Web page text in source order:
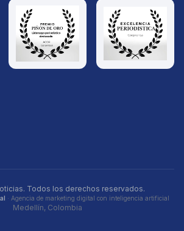
Todos los derechos reservados.
· Agencia de marketing digital con inteligencia artificial
Medellín, Colombia